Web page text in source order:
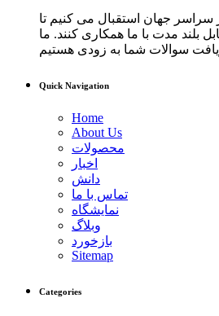
سراسر جهان استقبال می کنیم تا
بلند مدت با ما همکاری کنند. ما
Quick Navigation
Home
About Us
محصولات
اخبار
دانش
تماس با ما
نمایشگاه
وبلاگ
بازخورد
Sitemap
Categories